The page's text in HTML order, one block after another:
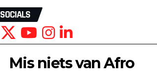
SOCIALS
Mis niets van Afro